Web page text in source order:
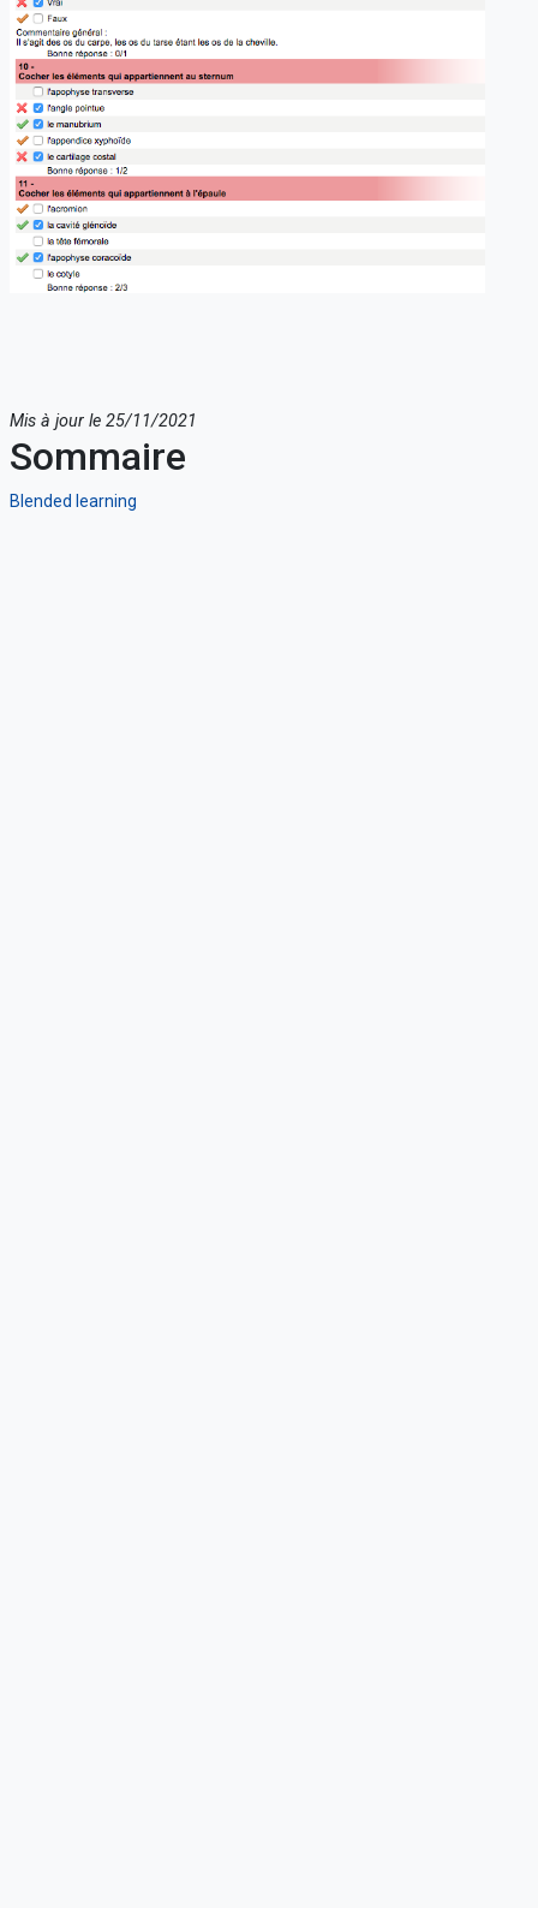
Sommaire
Blended learning
Mis à jour le 25/11/2021